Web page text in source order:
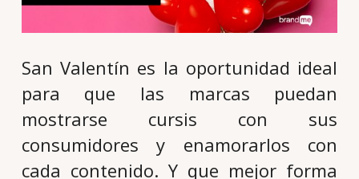
San Valentín es la oportunidad ideal
para que las marcas puedan
mostrarse cursis con sus
consumidores y enamorarlos con
cada contenido. Y que mejor forma